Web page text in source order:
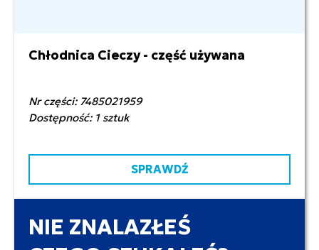
2 200,00 zł netto
Chłodnica Cieczy - część używana
Nr części: 7485021959
Dostępność: 1 sztuk
SPRAWDŹ
NIE ZNALAZŁEŚ